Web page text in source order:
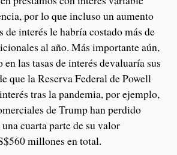
por lo que incluso un aumento
de interés le habría costado más de
al año. Más importante aún,
las tasas de interés devaluaría sus
que la Reserva Federal de Powell
tras la pandemia, por ejemplo,
de Trump han perdido
cuarta parte de su valor
millones en total.